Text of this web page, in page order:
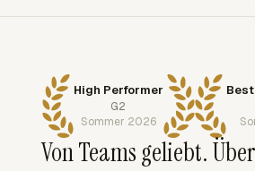
High Performer
G2
Sommer 2026
Von Teams geliebt.